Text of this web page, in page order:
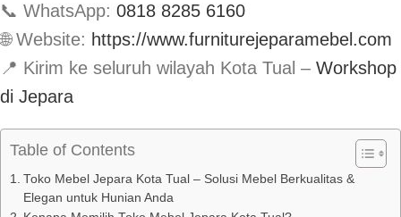
📞 WhatsApp: 0818 8285 6160
🌐 Website: https://www.furniturejeparamebel.com
📍 Kirim ke seluruh wilayah Kota Tual – Workshop
di Jepara
Table of Contents
Toko Mebel Jepara Kota Tual – Solusi Mebel Berkualitas &
Elegan untuk Hunian Anda